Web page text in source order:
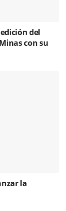
del
con su
la